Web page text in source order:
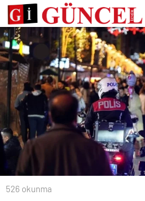
526 okunma